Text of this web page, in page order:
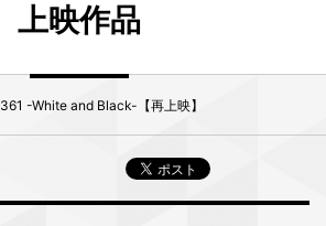
上映作品
361 -White and Black-【再上映】